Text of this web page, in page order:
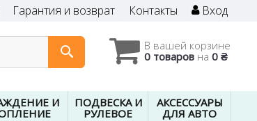
Гарантия и возврат Контакты Вход
В вашей корзине
0 товаров на 0 ₴
И
ПОДВЕСКА И
РУЛЕВОЕ
АКСЕССУАРЫ
ДЛЯ АВТО